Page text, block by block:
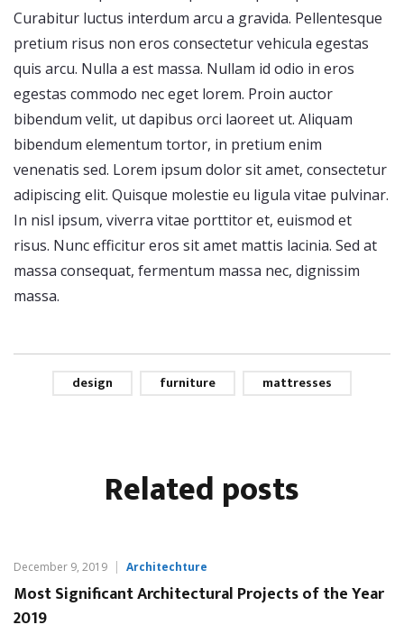
Curabitur luctus interdum arcu a gravida. Pellentesque
pretium risus non eros consectetur vehicula egestas
quis arcu. Nulla a est massa. Nullam id odio in eros
egestas commodo nec eget lorem. Proin auctor
bibendum velit, ut dapibus orci laoreet ut. Aliquam
bibendum elementum tortor, in pretium enim
venenatis sed. Lorem ipsum dolor sit amet, consectetur
adipiscing elit. Quisque molestie eu ligula vitae pulvinar.
In nisl ipsum, viverra vitae porttitor et, euismod et
risus. Nunc efficitur eros sit amet mattis lacinia. Sed at
massa consequat, fermentum massa nec, dignissim
massa.
design furniture mattresses
Related posts
December 9, 2019 Architechture
Most Significant Architectural Projects of the Year
2019